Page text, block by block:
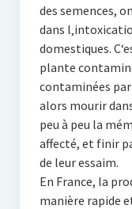
des semences,
dans
domestiques.
plante
contaminées
alors mourir
peu à peu la
affecté, et finir
de leur essaim.
En France, la
manière rapide